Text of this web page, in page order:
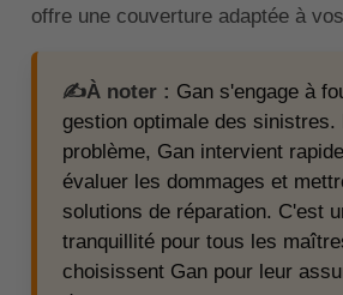
offre une couverture adaptée à
✍️À noter : Gan s'engage à
gestion optimale des sinistres.
problème, Gan intervient
évaluer les dommages et
solutions de réparation. C'est
tranquillité pour tous les
choisissent Gan pour leur